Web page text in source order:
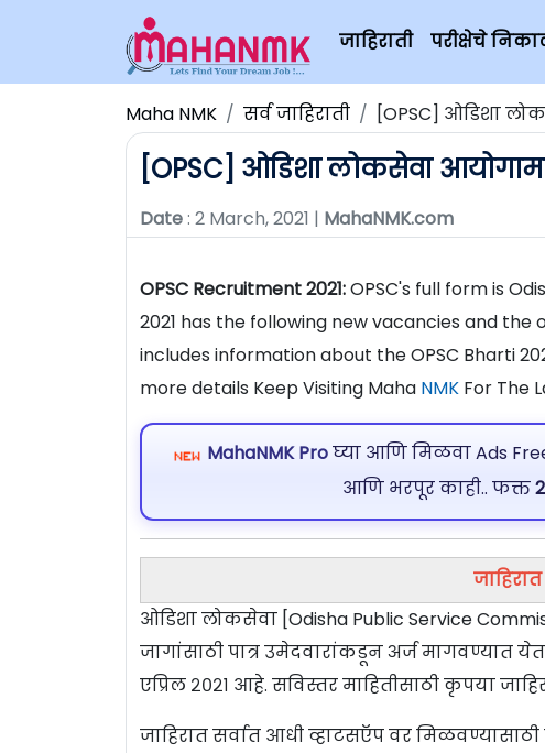
जाहिराती परीक्षेचे
Maha NMK सर्व जाहिराती [OPSC] ओडिशा
[OPSC] ओडिशा लोकसेवा
Date: 2 March, 2021 | MahaNMK.com
OPSC Recruitment 2021:OPSC's full form is
2021 has the following new vacancies and the
includes information about the OPSC Bharti
more details Keep Visiting Maha NMK For The
MahaNMK Proघ्या आणि मिळवा Ads
आणि भरपूर काही.. फक्त
ओडिशा लोकसेवा [Odisha Public Service
जागांसाठी पात्र उमेदवारांकडून अर्ज
एप्रिल २०२१ आहे. सविस्तर माहितीसाठी कृपया
जाहिरात सर्वात आधी व्हाटसऍप वर